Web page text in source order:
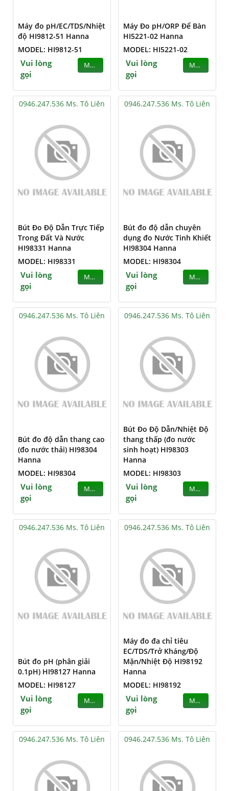
Máy đo pH/EC/TDS/Nhiệt
độ HI9812-51 Hanna
MODEL: HI9812-51
Vui lòng
gọi
MUA
Máy Đo pH/ORP Để Bàn
HI5221-02 Hanna
MODEL: HI5221-02
Vui lòng
gọi
MUA
0946.247.536 Ms. Tô Liên
Bút Đo Độ Dẫn Trực Tiếp
Trong Đất Và Nước
HI98331 Hanna
MODEL: HI98331
Vui lòng
gọi
MUA
0946.247.536 Ms. Tô Liên
Bút đo độ dẫn chuyên
dụng đo Nước Tinh Khiết
HI98304 Hanna
MODEL: HI98304
Vui lòng
gọi
MUA
0946.247.536 Ms. Tô Liên
Bút đo độ dẫn thang cao
(đo nước thải) HI98304
Hanna
MODEL: HI98304
Vui lòng
gọi
MUA
0946.247.536 Ms. Tô Liên
Bút Đo Độ Dẫn/Nhiệt Độ
thang thấp (đo nước
sinh hoạt) HI98303
Hanna
MODEL: HI98303
Vui lòng
gọi
MUA
0946.247.536 Ms. Tô Liên
Bút đo pH (phân giải
0.1pH) HI98127 Hanna
MODEL: HI98127
Vui lòng
gọi
MUA
0946.247.536 Ms. Tô Liên
Máy đo đa chỉ tiêu
EC/TDS/Trở Kháng/Độ
Mặn/Nhiệt Độ HI98192
Hanna
MODEL: HI98192
Vui lòng
gọi
MUA
0946.247.536 Ms. Tô Liên 0946.247.536 Ms. Tô Liên